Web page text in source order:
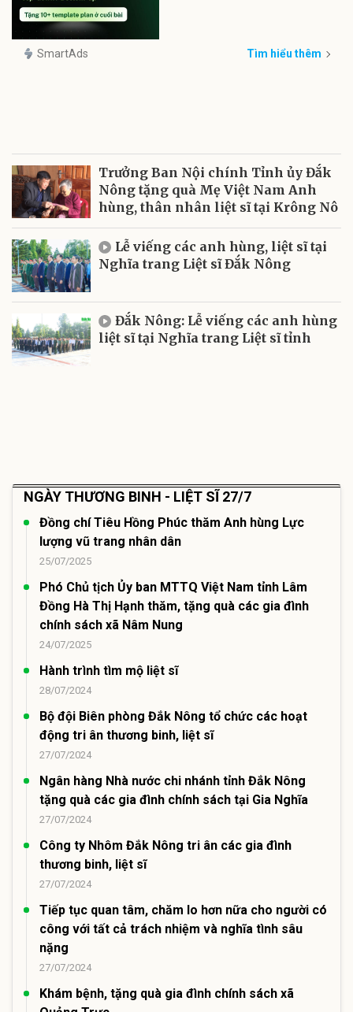
SmartAds Tìm hiểu thêm
Trưởng Ban Nội chính Tỉnh ủy Đắk
Nông tặng quà Mẹ Việt Nam Anh
hùng, thân nhân liệt sĩ tại Krông Nô
Lễ viếng các anh hùng, liệt sĩ tại
Nghĩa trang Liệt sĩ Đắk Nông
Đắk Nông: Lễ viếng các anh hùng
liệt sĩ tại Nghĩa trang Liệt sĩ tỉnh
NGÀY THƯƠNG BINH - LIỆT SĨ 27/7
Đồng chí Tiêu Hồng Phúc thăm Anh hùng Lực
lượng vũ trang nhân dân
25/07/2025
Phó Chủ tịch Ủy ban MTTQ Việt Nam tỉnh Lâm
Đồng Hà Thị Hạnh thăm, tặng quà các gia đình
chính sách xã Nâm Nung
24/07/2025
Hành trình tìm mộ liệt sĩ
28/07/2024
Bộ đội Biên phòng Đắk Nông tổ chức các hoạt
động tri ân thương binh, liệt sĩ
27/07/2024
Ngân hàng Nhà nước chi nhánh tỉnh Đắk Nông
tặng quà các gia đình chính sách tại Gia Nghĩa
27/07/2024
Công ty Nhôm Đắk Nông tri ân các gia đình
thương binh, liệt sĩ
27/07/2024
Tiếp tục quan tâm, chăm lo hơn nữa cho người có
công với tất cả trách nhiệm và nghĩa tình sâu
nặng
27/07/2024
Khám bệnh, tặng quà gia đình chính sách xã